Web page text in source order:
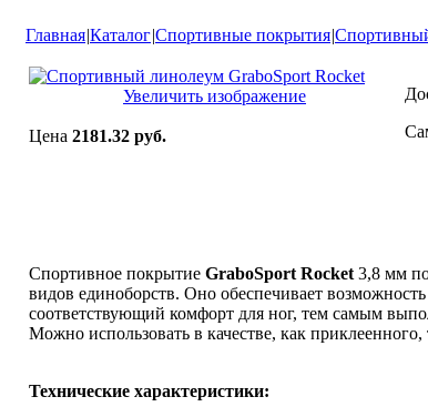
Главная|Каталог|Спортивные покрытия|
Увеличить изображение
Цена 2181.32 руб.
Спортивное покрытие GraboSport Rocket 3,8 мм
видов единоборств. Оно обеспечивает
соответствующий комфорт для ног, тем самым
Можно использовать в качестве, как
Технические характеристики: